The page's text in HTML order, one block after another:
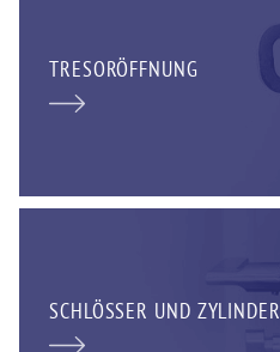
TRESORÖFFNUNG
SCHLÖSSER UND ZYLINDER